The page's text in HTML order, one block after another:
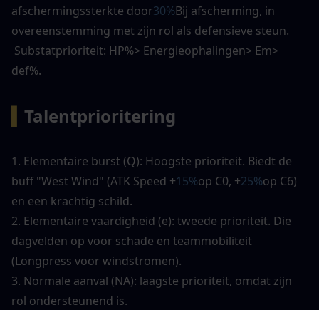
afschermingssterkte door30%Bij afscherming, in
overeenstemming met zijn rol als defensieve steun.
Substatprioriteit: HP%> Energieophalingen> Em>
def%.
Talentprioritering
1. Elementaire burst (Q): Hoogste prioriteit. Biedt de
buff "West Wind" (ATK Speed ​​+15%op C0, +25%op C6)
en een krachtig schild.
2. Elementaire vaardigheid (e): tweede prioriteit. Die
dagvelden op voor schade en teammobiliteit
(Longpress voor windstromen).
3. Normale aanval (NA): laagste prioriteit, omdat zijn
rol ondersteunend is.